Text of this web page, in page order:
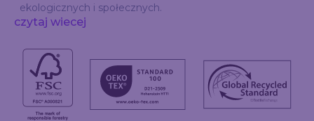
ekologicznych i społecznych.
czytaj wiecej